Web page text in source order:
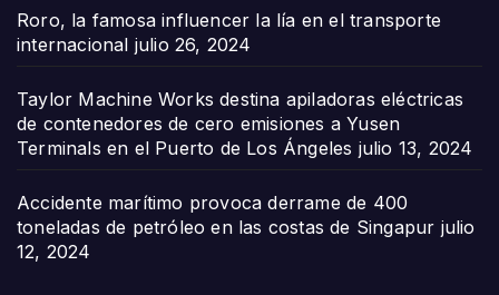
Roro, la famosa influencer la lía en el transporte
internacional julio 26, 2024
Taylor Machine Works destina apiladoras eléctricas
de contenedores de cero emisiones a Yusen
Terminals en el Puerto de Los Ángeles julio 13, 2024
Accidente marítimo provoca derrame de 400
toneladas de petróleo en las costas de Singapur julio
12, 2024